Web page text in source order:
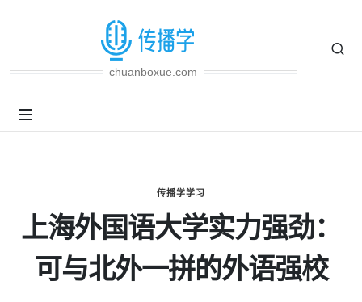
chuanboxue.com
传播学学习
上海外国语大学实力强劲：
可与北外一拼的外语强校